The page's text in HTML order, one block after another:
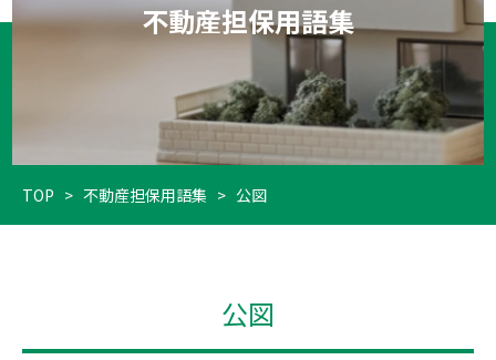
不動産担保用語集
TOP > 不動産担保用語集 > 公図
公図